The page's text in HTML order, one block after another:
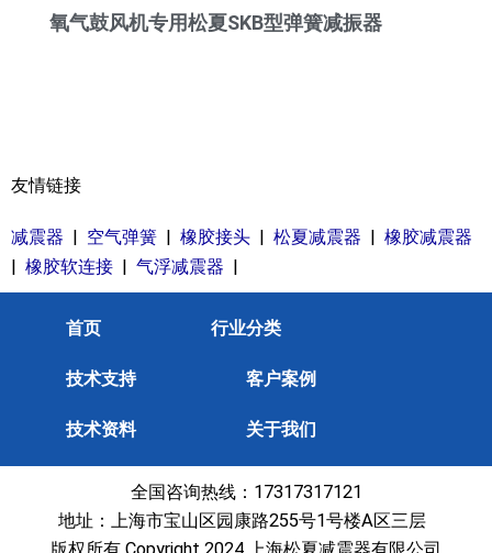
氧气鼓风机专用松夏SKB型弹簧减振器
友情链接
减震器 | 空气弹簧 | 橡胶接头 | 松夏减震器 | 橡胶减震器
| 橡胶软连接 | 气浮减震器 |
首页 行业分类
技术支持 客户案例
技术资料 关于我们
全国咨询热线：17317317121
地址：上海市宝山区园康路255号1号楼A区三层
版权所有 Copyright 2024 上海松夏减震器有限公司